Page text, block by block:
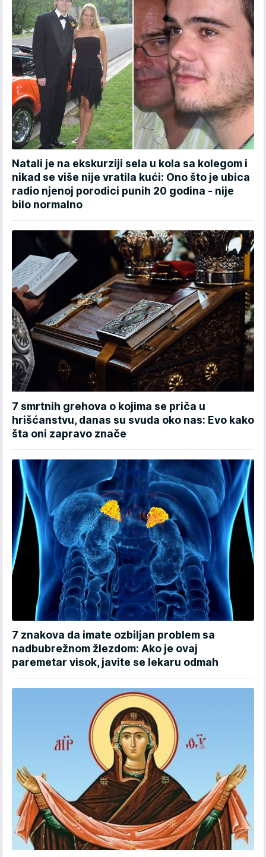
Natali je na ekskurziji sela u kola sa kolegom i
nikad se više nije vratila kući: Ono što je ubica
radio njenoj porodici punih 20 godina - nije
bilo normalno
7 smrtnih grehova o kojima se priča u
hrišćanstvu, danas su svuda oko nas: Evo kako
šta oni zapravo znače
7 znakova da imate ozbiljan problem sa
nadbubrežnom žlezdom: Ako je ovaj
paremetar visok, javite se lekaru odmah